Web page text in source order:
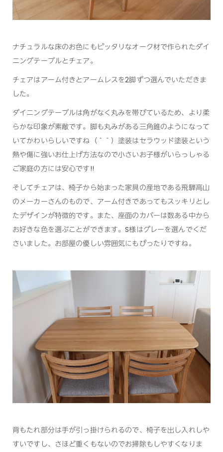
ナチュラルな床のお色にもピッタリなオーク材で作られたダイ
ニングテーブルとチェア。
チェアはアーム付きとアームレスを2脚ずつ選んでいただきま
した。
ダイニングテーブルは角がなく丸みを帯びているため、より柔
らかな印象が素敵です。脚も丸みがある三角錐のようになって
いてかわいらしいですね（＾＾）塗装はセラウッド塗装という
熱や傷に強いお仕上げ方法なので小さいお子様がいらっしゃる
ご家庭の方には安心です!!
そしてチェアは、椅子から始まった家具の産地である飛騨高山
のメーカーさんのもので、アーム付きであってもスッキリとし
たデザインが特徴的です。また、座面のカバーは数ある中から
お好きな色を選ぶことができます。S様はグレーを選んでくだ
さいました。お部屋の優しい雰囲気にもぴったりですね。
背もたれ部分は手が引っ掛けられるので、椅子を出し入れしや
すいですし、さほど重くもないのでお掃除もしやすくなりま